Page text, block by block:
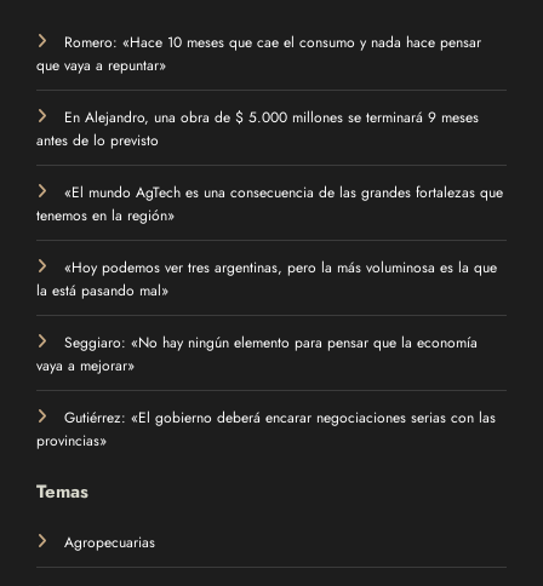
Romero: «Hace 10 meses que cae el consumo y nada hace pensar
que vaya a repuntar»
En Alejandro, una obra de $ 5.000 millones se terminará 9 meses
antes de lo previsto
«El mundo AgTech es una consecuencia de las grandes fortalezas que
tenemos en la región»
«Hoy podemos ver tres argentinas, pero la más voluminosa es la que
la está pasando mal»
Seggiaro: «No hay ningún elemento para pensar que la economía
vaya a mejorar»
Gutiérrez: «El gobierno deberá encarar negociaciones serias con las
provincias»
Temas
Agropecuarias